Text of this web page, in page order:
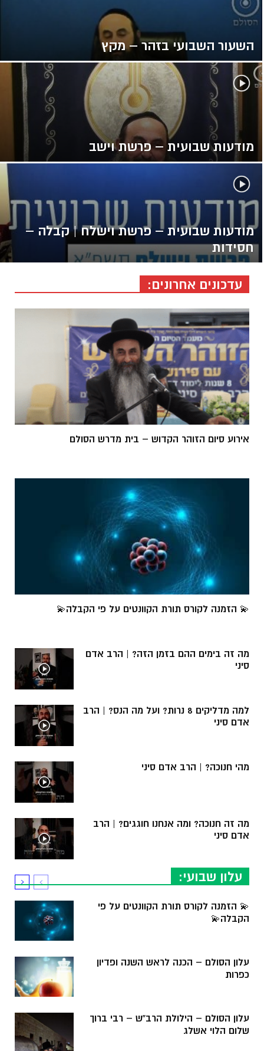
השעור השבועי בזהר – מקץ
מודעות שבועית – פרשת וישב
מודעות שבועית – פרשת וישלח | קבלה –
חסידות
עדכונים אחרונים:
אירוע סיום הזוהר הקדוש – בית מדרש הסולם
💫 הזמנה לקורס תורת הקוונטים על פי הקבלה💫
מה זה בימים ההם בזמן הזה? | הרב אדם
סיני
למה מדליקים 8 נרות? ועל מה הנס? | הרב
אדם סיני
מהי חנוכה? | הרב אדם סיני
מה זה חנוכה? ומה אנחנו חוגגים? | הרב
אדם סיני
עלון שבועי:
💫 הזמנה לקורס תורת הקוונטים על פי
הקבלה💫
עלון הסולם – הכנה לראש השנה ופדיון
כפרות
עלון הסולם – הילולת הרב”ש – רבי ברוך
שלום הלוי אשלג